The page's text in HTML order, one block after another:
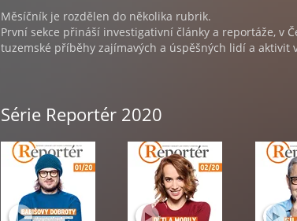
Měsíčník je rozdělen do několika rubrik.
První sekce přináší investigativní články a reportáže, v
tuzemské příběhy zajímavých a úspěšných lidí a aktivit
obsahuje ekonomické informace do hloubky, které
republikou.
V sekci Kultura pak najdete mimo jiné povídku nebo
řadu dalších zajímavých článků.
OBSAH:
1. Info – Poslední stop: Afrika
2. Editorial – Budování kapitalismu
Série Reportér 2020